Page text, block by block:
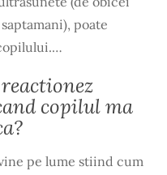
poate
copilul ma
pe lume stiind cum